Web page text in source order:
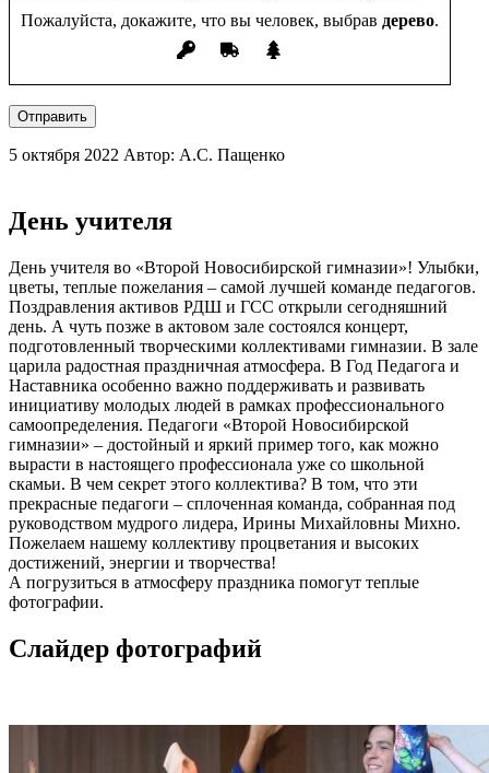
Пожалуйста, докажите, что вы человек, выбрав дерево.
Отправить
5 октября 2022 Автор: А.С. Пащенко
День учителя
День учителя во «Второй Новосибирской гимназии»! Улыбки,
цветы, теплые пожелания – самой лучшей команде педагогов.
Поздравления активов РДШ и ГСС открыли сегодняшний
день. А чуть позже в актовом зале состоялся концерт,
подготовленный творческими коллективами гимназии. В зале
царила радостная праздничная атмосфера. В Год Педагога и
Наставника особенно важно поддерживать и развивать
инициативу молодых людей в рамках профессионального
самоопределения. Педагоги «Второй Новосибирской
гимназии» – достойный и яркий пример того, как можно
вырасти в настоящего профессионала уже со школьной
скамьи. В чем секрет этого коллектива? В том, что эти
прекрасные педагоги – сплоченная команда, собранная под
руководством мудрого лидера, Ирины Михайловны Михно.
Пожелаем нашему коллективу процветания и высоких
достижений, энергии и творчества!
А погрузиться в атмосферу праздника помогут теплые
фотографии.
Слайдер фотографий